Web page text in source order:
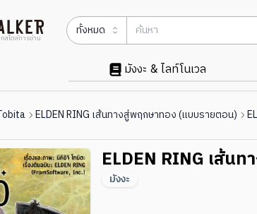
สไตล์การอ่าน
ทั้งหมด
มังงะ & ไลท์โนเวล
ELDEN RING เส้นทางสู่พฤกษาทอง (แบบรายตอน)
ELDEN RING เส้น
มังงะ